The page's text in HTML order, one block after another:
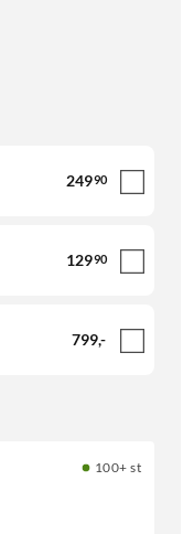
24990
12990
799,-
100+ st